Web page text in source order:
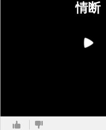
情断